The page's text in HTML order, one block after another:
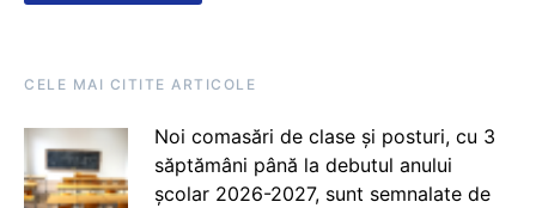
CELE MAI CITITE ARTICOLE
Noi comasări de clase și posturi, cu 3
săptămâni până la debutul anului
școlar 2026-2027, sunt semnalate de